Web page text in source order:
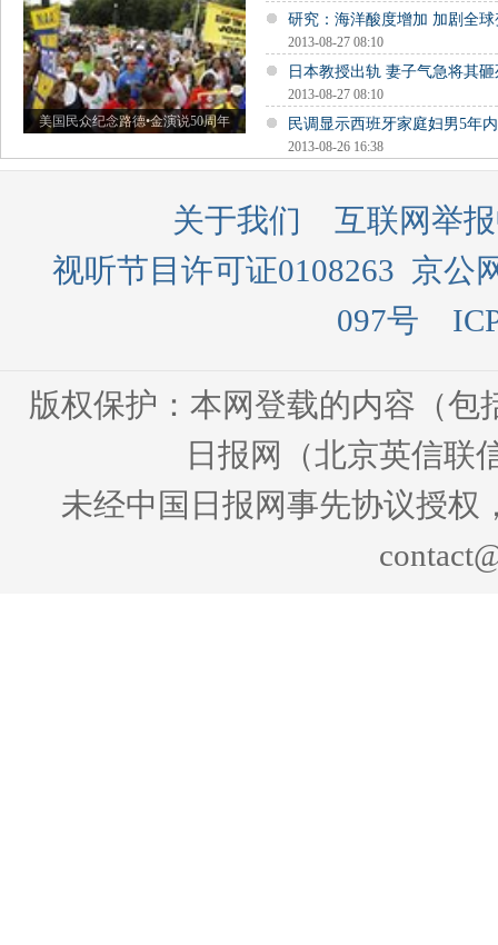
美国民众纪念路德•金演说50周年
研究：海洋酸度增加 加剧全球
2013-08-27 08:10
日本教授出轨 妻子气急将其砸
2013-08-27 08:10
民调显示西班牙家庭妇男5年
2013-08-26 16:38
关于我们
互联网举
视听节目许可证0108263 京公
097号
版权保护：本网登载的内容（
日报网（北京英信联
未经中国日报网事先协议授权